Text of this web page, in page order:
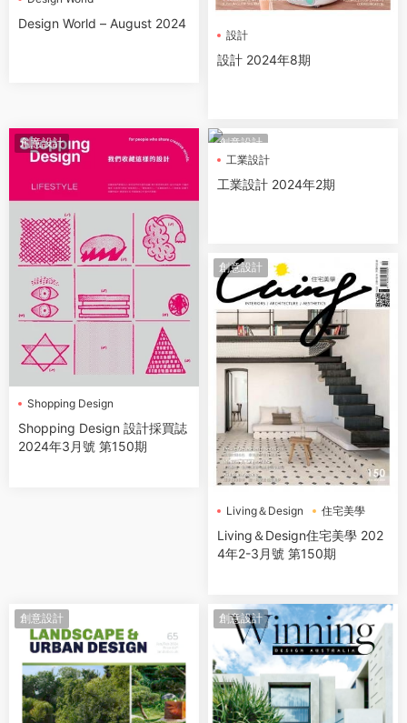
Design World – August 2024
設計
設計 2024年8期
創意設計
Shopping Design
設計採買誌
Shopping Design 設計採買誌
2024年3月號 第150期
創意設計
工業設計
工業設計 2024年2期
創意設計
Living＆Design 住宅美學
Living＆Design住宅美學 202
4年2-3月號 第150期
創意設計 創意設計